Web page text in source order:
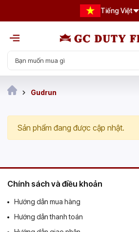
Tiếng Việt
Gudrun
Sản phẩm đang được cập nhật.
Chính sách và điều khoản
Hướng dẫn mua hàng
Hướng dẫn thanh toán